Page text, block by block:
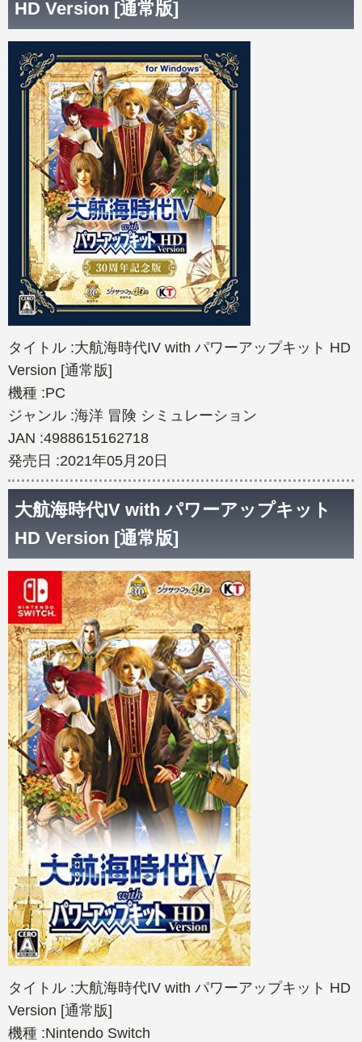
HD Version [通常版]
タイトル :大航海時代IV with パワーアップキット HD
Version [通常版]
機種 :PC
ジャンル :海洋 冒険 シミュレーション
JAN :4988615162718
発売日 :2021年05月20日
大航海時代IV with パワーアップキット
HD Version [通常版]
タイトル :大航海時代IV with パワーアップキット HD
Version [通常版]
機種 :Nintendo Switch